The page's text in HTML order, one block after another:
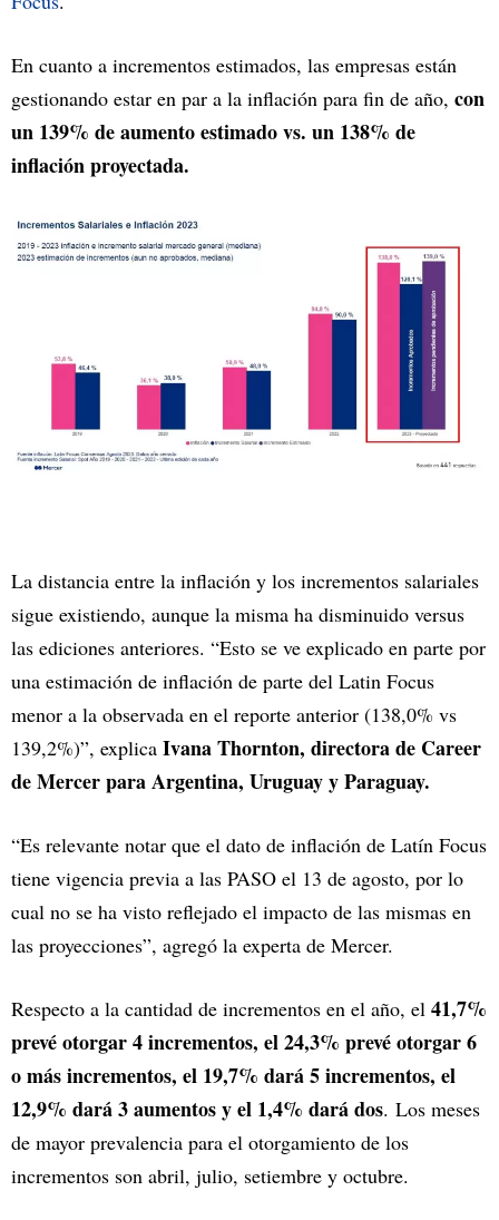
En cuanto a incrementos estimados, las empresas están
gestionando estar en par a la inflación para fin de año, con
un 139% de aumento estimado vs. un 138% de
inflación proyectada.
La distancia entre la inflación y los incrementos salariales
sigue existiendo, aunque la misma ha disminuido versus
las ediciones anteriores. “Esto se ve explicado en parte por
una estimación de inflación de parte del Latin Focus
menor a la observada en el reporte anterior (138,0% vs
139,2%)”, explica Ivana Thornton, directora de Career
de Mercer para Argentina, Uruguay y Paraguay.
“Es relevante notar que el dato de inflación de Latín Focus
tiene vigencia previa a las PASO el 13 de agosto, por lo
cual no se ha visto reflejado el impacto de las mismas en
las proyecciones”, agregó la experta de Mercer.
Respecto a la cantidad de incrementos en el año, el 41,7%
prevé otorgar 4 incrementos, el 24,3% prevé otorgar 6
o más incrementos, el 19,7% dará 5 incrementos, el
12,9% dará 3 aumentos y el 1,4% dará dos. Los meses
de mayor prevalencia para el otorgamiento de los
incrementos son abril, julio, setiembre y octubre.